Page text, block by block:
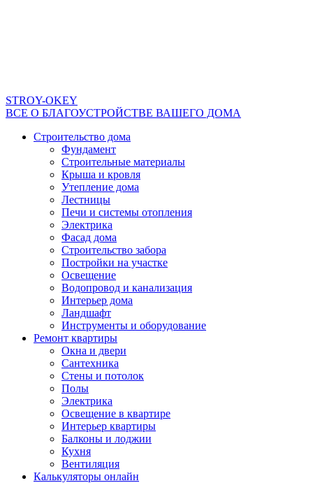
STROY-OKEY
ВСЕ О БЛАГОУСТРОЙСТВЕ ВАШЕГО ДОМА
Строительство дома
Фундамент
Строительные материалы
Крыша и кровля
Утепление дома
Лестницы
Печи и системы отопления
Электрика
Фасад дома
Строительство забора
Постройки на участке
Освещение
Водопровод и канализация
Интерьер дома
Ландшафт
Инструменты и оборудование
Ремонт квартиры
Окна и двери
Сантехника
Стены и потолок
Полы
Электрика
Освещение в квартире
Интерьер квартиры
Балконы и лоджии
Кухня
Вентиляция
Калькуляторы онлайн